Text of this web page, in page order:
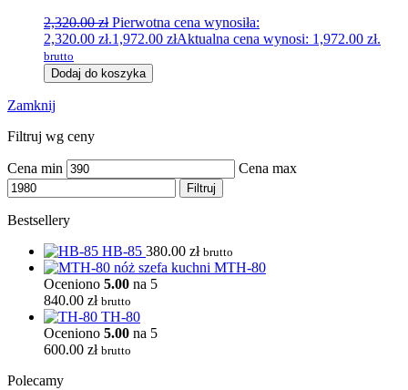
2,320.00zł Pierwotna cena wynosiła:
2,320.00 zł.1,972.00 złAktualna cena wynosi: 1,972.00 zł.
brutto
Dodaj do koszyka
Zamknij
Filtruj wg ceny
Cena min Cena max
Filtruj
Bestsellery
HB-85 380.00 zł brutto
MTH-80
Oceniono 5.00 na 5
840.00 zł brutto
TH-80
Oceniono 5.00 na 5
600.00 zł brutto
Polecamy